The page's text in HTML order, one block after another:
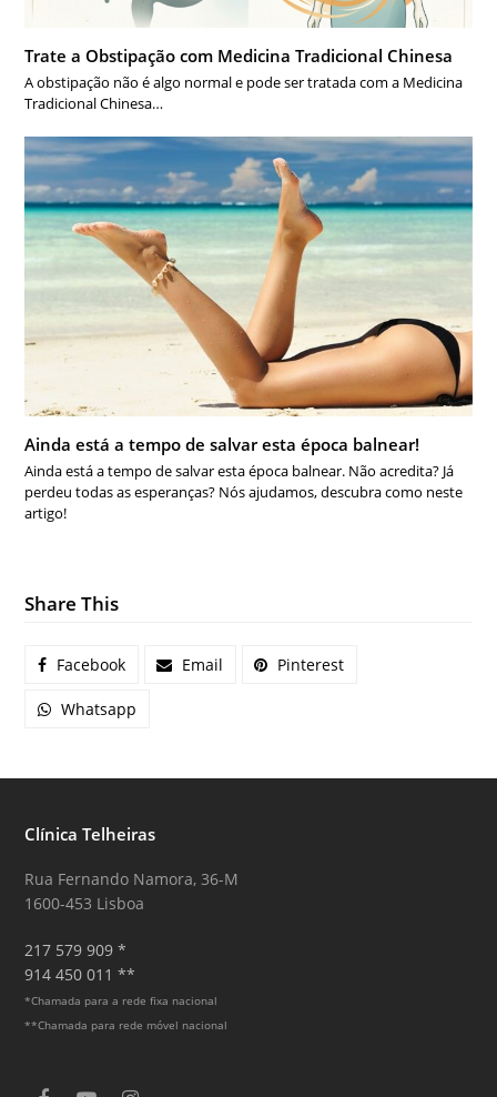
Trate a Obstipação com Medicina Tradicional Chinesa
A obstipação não é algo normal e pode ser tratada com a Medicina
Tradicional Chinesa…
Ainda está a tempo de salvar esta época balnear!
Ainda está a tempo de salvar esta época balnear. Não acredita? Já
perdeu todas as esperanças? Nós ajudamos, descubra como neste
artigo!
Share This
Facebook Email Pinterest
Whatsapp
Clínica Telheiras
Rua Fernando Namora, 36-M
1600-453 Lisboa
217 579 909 *
914 450 011 **
*Chamada para a rede fixa nacional
**Chamada para rede móvel nacional